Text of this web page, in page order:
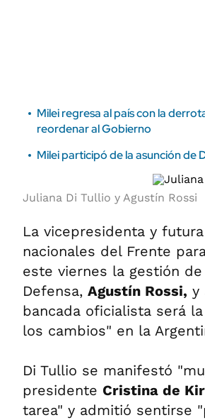
Milei regresa al país con la
reordenar al Gobierno
Milei participó de la asunción de
Juliana Di Tullio y Agustín Rossi
La vicepresidenta y
nacionales del Frente
este viernes la gestión
Defensa, Agustín Rossi, y
bancada oficialista será
los cambios" en la
Di Tullio se manifestó
presidente Cristina de
tarea" y admitió sentirse